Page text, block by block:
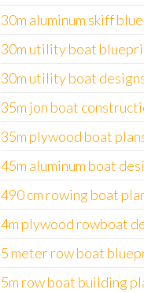
30m aluminum skiff
30m utility boat
30m utility boat
35m jon boat
35m plywood boat
45m aluminum boat
490 cm rowing boat
4m plywood rowboat
5 meter row boat
5m row boat building